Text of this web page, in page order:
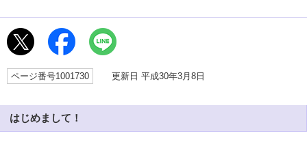
ページ番号1001730 更新日 平成30年3月8日
はじめまして！